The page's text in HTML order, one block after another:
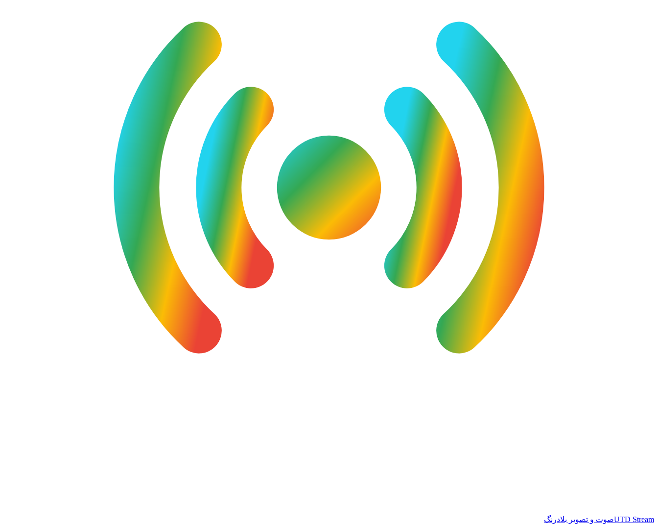
UTD Streamصوت و تصویر بلادرنگ